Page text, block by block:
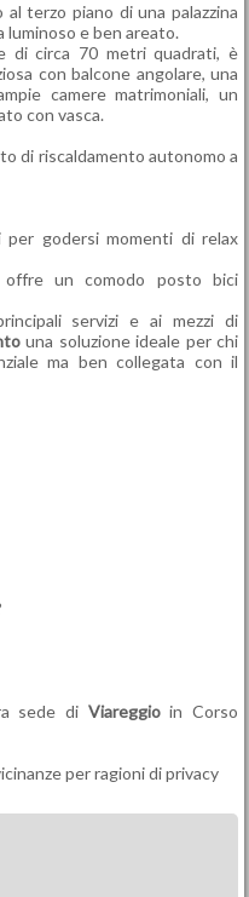
terzo piano di una palazzina
e ben areato.
di circa 70 metri quadrati, è
con balcone angolare, una
camere matrimoniali, un
con vasca.
di riscaldamento autonomo a
godersi momenti di relax
offre un comodo posto bici
servizi e ai mezzi di
una soluzione ideale per chi
ma ben collegata con il
sede di Viareggioin Corso
per ragioni di privacy